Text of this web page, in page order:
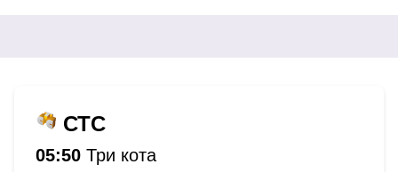
СТС
05:50 Три кота